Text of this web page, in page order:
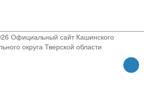
Официальный сайт Кашинского
округа Тверской области